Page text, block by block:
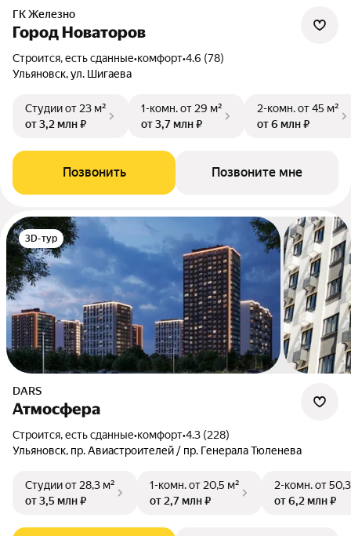
ГК Железно
Город Новаторов
Строится, есть сданные•комфорт•4.6 (78)
Ульяновск, ул. Шигаева
Студииот 23 м²
от 3,2 млн ₽
1-комн.от 29 м²
от 3,7 млн ₽
2-комн.от 45 м²
от 6 млн ₽
Позвонить Позвоните мне
3D-тур
DARS
Атмосфера
Строится, есть сданные•комфорт•4.3 (228)
Ульяновск, пр. Авиастроителей / пр. Генерала Тюленева
Студииот 28,3 м²
от 3,5 млн ₽
1-комн.от 20,5 м²
от 2,7 млн ₽
2-комн.от
от 6,2 млн ₽